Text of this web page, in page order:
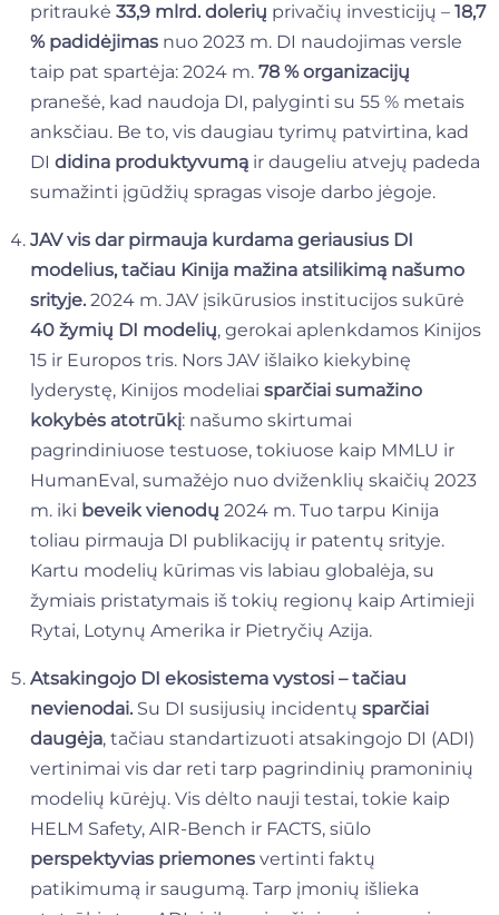
pritraukė 33,9 mlrd. dolerių privačių investicijų – 18,7
% padidėjimas nuo 2023 m. DI naudojimas versle
taip pat spartėja: 2024 m. 78 % organizacijų
pranešė, kad naudoja DI, palyginti su 55 % metais
anksčiau. Be to, vis daugiau tyrimų patvirtina, kad
DI didina produktyvumą ir daugeliu atvejų padeda
sumažinti įgūdžių spragas visoje darbo jėgoje.
JAV vis dar pirmauja kurdama geriausius DI
modelius, tačiau Kinija mažina atsilikimą našumo
srityje. 2024 m. JAV įsikūrusios institucijos sukūrė
40 žymių DI modelių, gerokai aplenkdamos Kinijos
15 ir Europos tris. Nors JAV išlaiko kiekybinę
lyderystę, Kinijos modeliai sparčiai sumažino
kokybės atotrūkį: našumo skirtumai
pagrindiniuose testuose, tokiuose kaip MMLU ir
HumanEval, sumažėjo nuo dviženklių skaičių 2023
m. iki beveik vienodų 2024 m. Tuo tarpu Kinija
toliau pirmauja DI publikacijų ir patentų srityje.
Kartu modelių kūrimas vis labiau globalėja, su
žymiais pristatymais iš tokių regionų kaip Artimieji
Rytai, Lotynų Amerika ir Pietryčių Azija.
Atsakingojo DI ekosistema vystosi – tačiau
nevienodai. Su DI susijusių incidentų sparčiai
daugėja, tačiau standartizuoti atsakingojo DI (ADI)
vertinimai vis dar reti tarp pagrindinių pramoninių
modelių kūrėjų. Vis dėlto nauji testai, tokie kaip
HELM Safety, AIR-Bench ir FACTS, siūlo
perspektyvias priemones vertinti faktų
patikimumą ir saugumą. Tarp įmonių išlieka